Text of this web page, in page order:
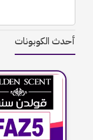
أحدث الكوبونات